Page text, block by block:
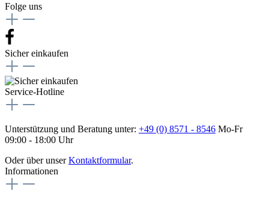
Folge uns
Sicher einkaufen
Service-Hotline
Unterstützung und Beratung unter: +49 (0) 8571 - 8546 Mo-Fr
09:00 - 18:00 Uhr
Oder über unserKontaktformular.
Informationen